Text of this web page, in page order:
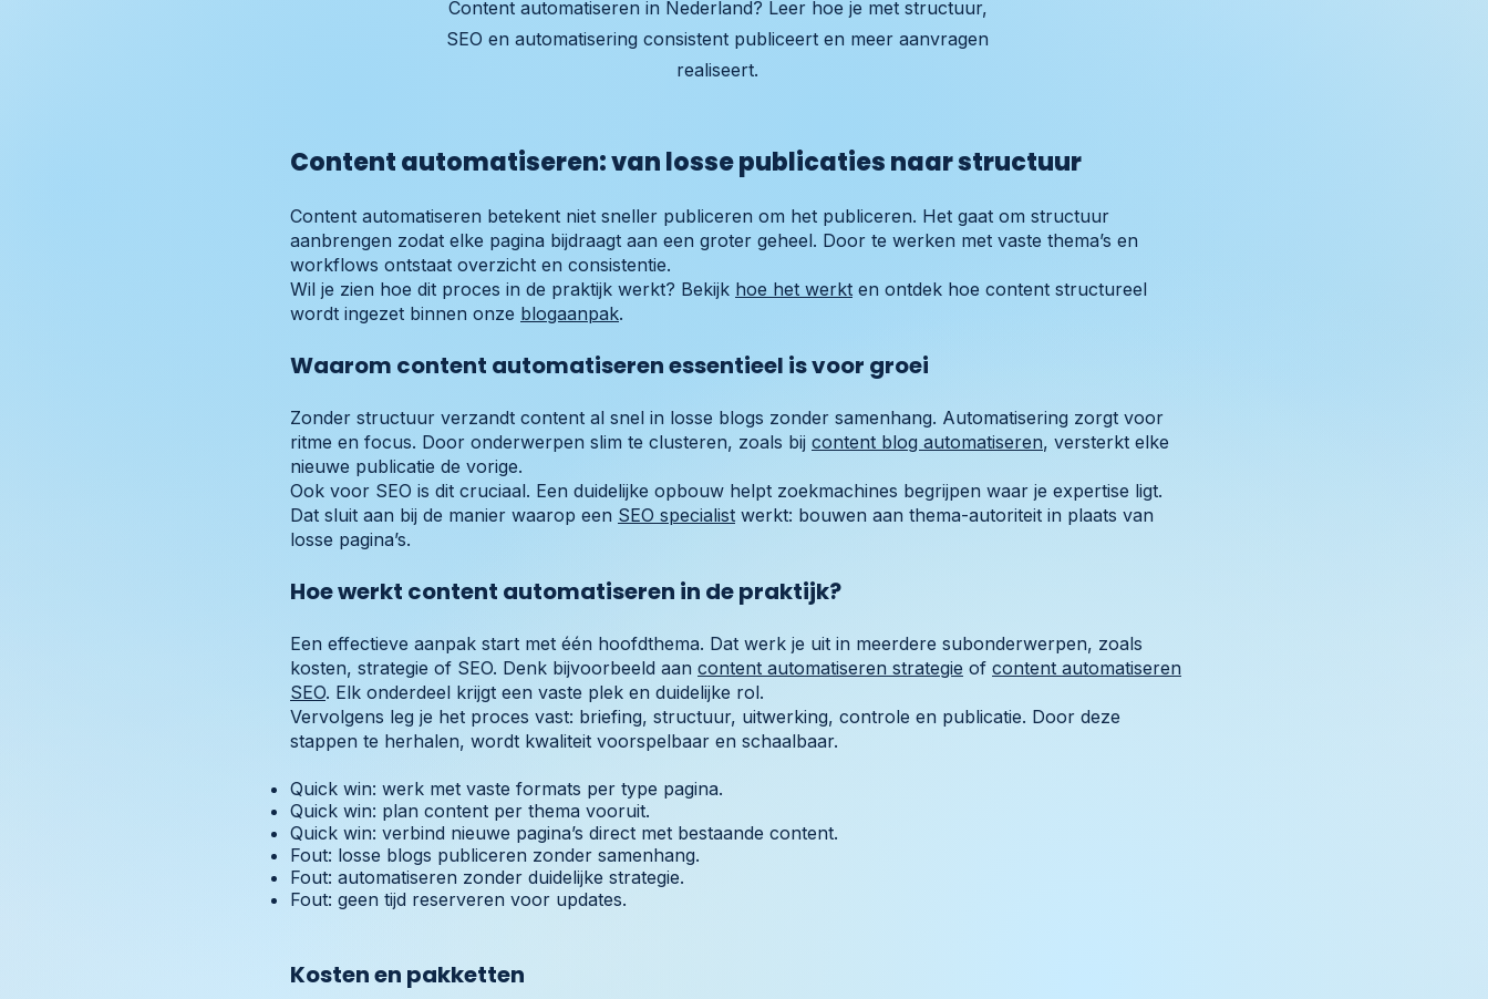
Content automatiseren in Nederland? Leer hoe je met structuur,
SEO en automatisering consistent publiceert en meer aanvragen
realiseert.
Content automatiseren: van losse publicaties naar structuur
Content automatiseren betekent niet sneller publiceren om het publiceren. Het gaat om structuur
aanbrengen zodat elke pagina bijdraagt aan een groter geheel. Door te werken met vaste thema’s en
workflows ontstaat overzicht en consistentie.
Wil je zien hoe dit proces in de praktijk werkt? Bekijk hoe het werkt en ontdek hoe content structureel
wordt ingezet binnen onze blogaanpak.
Waarom content automatiseren essentieel is voor groei
Zonder structuur verzandt content al snel in losse blogs zonder samenhang. Automatisering zorgt voor
ritme en focus. Door onderwerpen slim te clusteren, zoals bij content blog automatiseren, versterkt elke
nieuwe publicatie de vorige.
Ook voor SEO is dit cruciaal. Een duidelijke opbouw helpt zoekmachines begrijpen waar je expertise ligt.
Dat sluit aan bij de manier waarop een SEO specialist werkt: bouwen aan thema-autoriteit in plaats van
losse pagina’s.
Hoe werkt content automatiseren in de praktijk?
Een effectieve aanpak start met één hoofdthema. Dat werk je uit in meerdere subonderwerpen, zoals
kosten, strategie of SEO. Denk bijvoorbeeld aan content automatiseren strategie of content automatiseren
SEO. Elk onderdeel krijgt een vaste plek en duidelijke rol.
Vervolgens leg je het proces vast: briefing, structuur, uitwerking, controle en publicatie. Door deze
stappen te herhalen, wordt kwaliteit voorspelbaar en schaalbaar.
Quick win: werk met vaste formats per type pagina.
Quick win: plan content per thema vooruit.
Quick win: verbind nieuwe pagina’s direct met bestaande content.
Fout: losse blogs publiceren zonder samenhang.
Fout: automatiseren zonder duidelijke strategie.
Fout: geen tijd reserveren voor updates.
Kosten en pakketten